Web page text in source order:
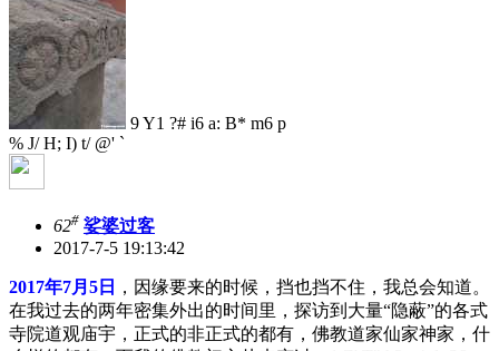
9 Y1 ?# i6 a: B* m6 p
% J/ H; I) t/ @' `
62# 娑婆过客
2017-7-5 19:13:42
2017年7月5日
，因缘要来的时候，挡也挡不住，我总会知道。
在我过去的两年密集外出的时间里，探访到大量“隐蔽”的各式
寺院道观庙宇，正式的非正式的都有，佛教道家仙家神家，什